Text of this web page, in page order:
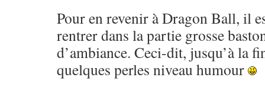
Pour en revenir à Dragon Ball, il
rentrer dans la partie grosse
d’ambiance. Ceci-dit, jusqu’à la
quelques perles niveau humour